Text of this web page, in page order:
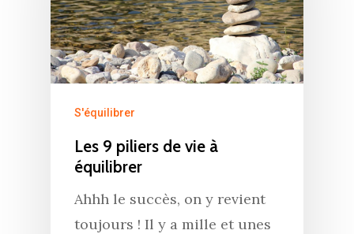
S'équilibrer
Les 9 piliers de vie à
équilibrer
Ahhh le succès, on y revient
toujours ! Il y a mille et unes